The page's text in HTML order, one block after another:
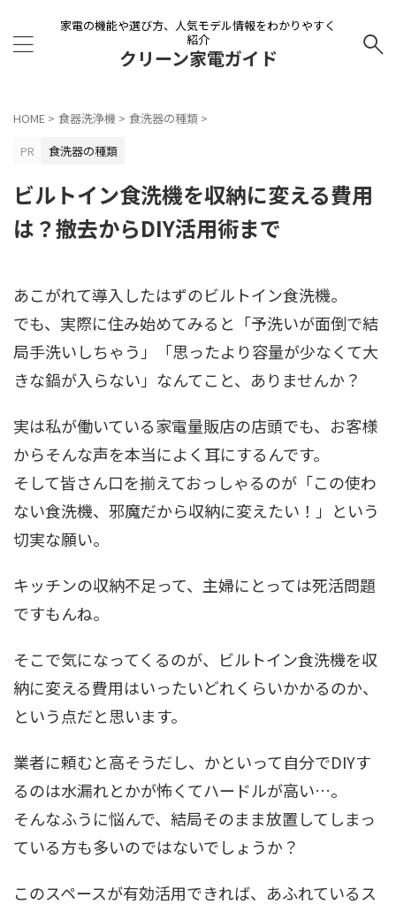
家電の機能や選び方、人気モデル情報をわかりやすく
紹介
クリーン家電ガイド
HOME > 食器洗浄機 > 食洗器の種類 >
PR
食洗器の種類
ビルトイン食洗機を収納に変える費用
は？撤去からDIY活用術まで
あこがれて導入したはずのビルトイン食洗機。
でも、実際に住み始めてみると「予洗いが面倒で結
局手洗いしちゃう」「思ったより容量が少なくて大
きな鍋が入らない」なんてこと、ありませんか？
実は私が働いている家電量販店の店頭でも、お客様
からそんな声を本当によく耳にするんです。
そして皆さん口を揃えておっしゃるのが「この使わ
ない食洗機、邪魔だから収納に変えたい！」という
切実な願い。
キッチンの収納不足って、主婦にとっては死活問題
ですもんね。
そこで気になってくるのが、ビルトイン食洗機を収
納に変える費用はいったいどれくらいかかるのか、
という点だと思います。
業者に頼むと高そうだし、かといって自分でDIYす
るのは水漏れとかが怖くてハードルが高い…。
そんなふうに悩んで、結局そのまま放置してしまっ
ている方も多いのではないでしょうか？
このスペースが有効活用できれば、あふれているス